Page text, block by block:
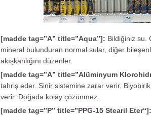
[madde tag=”A” title=”Aqua”]: Bildiğiniz su.
mineral bulunduran normal sular, diğer
akışkanlığını düzenler.
[madde tag=”A” title=”Alüminyum
tahriş eder. Sinir sistemine zarar verir.
verir. Doğada kolay çözünmez.
[madde tag=”P” title=”PPG-15 Stearil Eter“]: